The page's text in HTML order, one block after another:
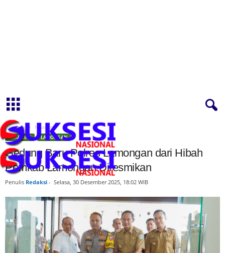
Beranda Headline
HEADLINE LAMONGAN
Gedung Baru Polres Lamongan dari Hibah
Pemkab Lamongan Diresmikan
Penulis Redaksi - Selasa, 30 Desember 2025, 18:02 WIB